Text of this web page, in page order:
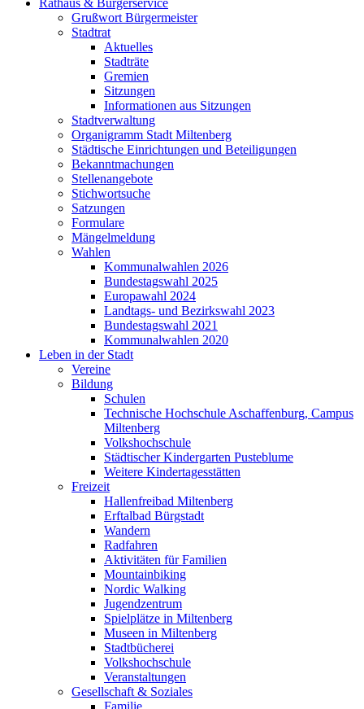
Rathaus & Bürgerservice
Grußwort Bürgermeister
Stadtrat
Aktuelles
Stadträte
Gremien
Sitzungen
Informationen aus Sitzungen
Stadtverwaltung
Organigramm Stadt Miltenberg
Städtische Einrichtungen und Beteiligungen
Bekanntmachungen
Stellenangebote
Stichwortsuche
Satzungen
Formulare
Mängelmeldung
Wahlen
Kommunalwahlen 2026
Bundestagswahl 2025
Europawahl 2024
Landtags- und Bezirkswahl 2023
Bundestagswahl 2021
Kommunalwahlen 2020
Leben in der Stadt
Vereine
Bildung
Schulen
Technische Hochschule Aschaffenburg, Campus
Miltenberg
Volkshochschule
Städtischer Kindergarten Pusteblume
Weitere Kindertagesstätten
Freizeit
Hallenfreibad Miltenberg
Erftalbad Bürgstadt
Wandern
Radfahren
Aktivitäten für Familien
Mountainbiking
Nordic Walking
Jugendzentrum
Spielplätze in Miltenberg
Museen in Miltenberg
Stadtbücherei
Volkshochschule
Veranstaltungen
Gesellschaft & Soziales
Familie